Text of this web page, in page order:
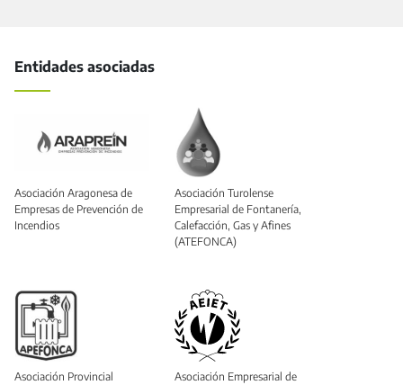
Entidades asociadas
Asociación Aragonesa de
Empresas de Prevención de
Incendios
Asociación Turolense
Empresarial de Fontanería,
Calefacción, Gas y Afines
(ATEFONCA)
Asociación Provincial
Asociación Empresarial de